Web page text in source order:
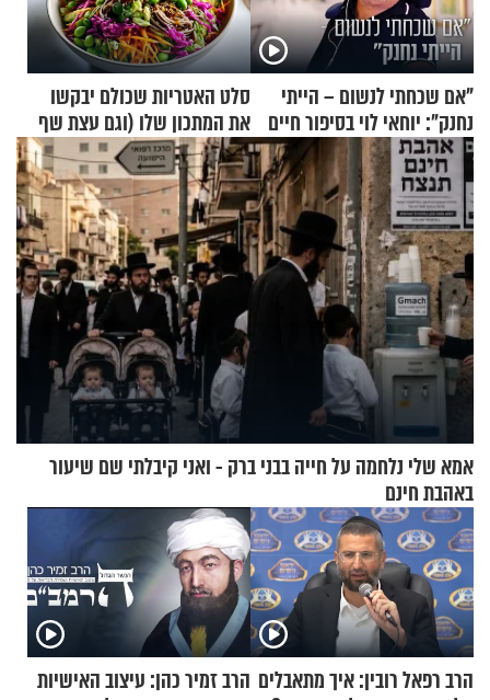
"אם שכחתי לנשום – הייתי
נחנק": יוחאי לוי בסיפור חיים
מעורר השראה
סלט האטריות שכולם יבקשו
את המתכון שלו (וגם עצת שף
להגשת הרוטב)
אמא שלי נלחמה על חייה בבני ברק - ואני קיבלתי שם שיעור
באהבת חינם
הרב רפאל רובין: איך מתאבלים הרב זמיר כהן: עיצוב האישיות